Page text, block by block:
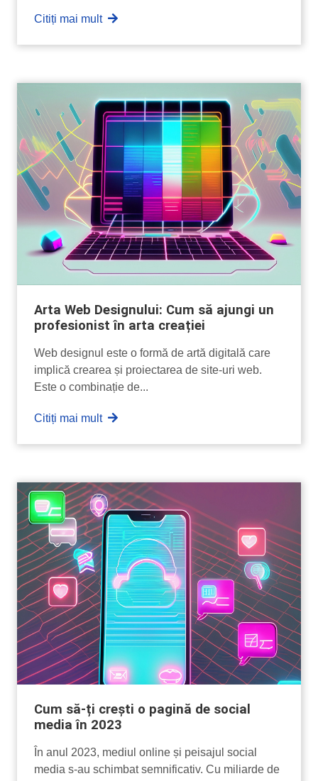
Citiți mai mult
Arta Web Designului: Cum să ajungi un
profesionist în arta creației
Web designul este o formă de artă digitală care
implică crearea și proiectarea de site-uri web.
Este o combinație de...
Citiți mai mult
Cum să-ți crești o pagină de social
media în 2023
În anul 2023, mediul online și peisajul social
media s-au schimbat semnificativ. Cu miliarde de